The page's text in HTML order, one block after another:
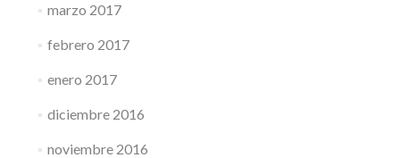
marzo 2017
febrero 2017
enero 2017
diciembre 2016
noviembre 2016